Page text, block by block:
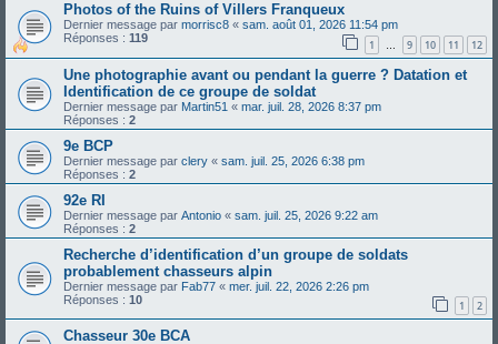
Photos of the Ruins of Villers Franqueux
Dernier message par morrisc8 « sam. août 01, 2026 11:54 pm
Réponses : 119 1 … 9 10 11 12
Une photographie avant ou pendant la guerre ? Datation et
Identification de ce groupe de soldat
Dernier message par Martin51 « mar. juil. 28, 2026 8:37 pm
Réponses : 2
9e BCP
Dernier message par clery « sam. juil. 25, 2026 6:38 pm
Réponses : 2
92e RI
Dernier message par Antonio « sam. juil. 25, 2026 9:22 am
Réponses : 2
Recherche d’identification d’un groupe de soldats
probablement chasseurs alpin
Dernier message par Fab77 « mer. juil. 22, 2026 2:26 pm
Réponses : 10 1 2
Chasseur 30e BCA